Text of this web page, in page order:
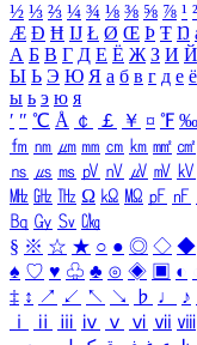
½ ⅓ ⅔ ¼ ¾ ⅛ ⅜ ⅝ ⅞ ¹ ²
Æ Ð Ħ Ĳ Ł Ø Œ Þ Ŧ Ŋ
А Б В Г Д Е Ё Ж З И Й
Ы Ь Э Ю Я а б в г д е ё
ы ь э ю я
′ ″ ℃ Å ￠ ￡ ￥ ¤ ℉ ‰
㎙ ㎚ ㎛ ㎜ ㎝ ㎞ ㎟ ㎠
㎱ ㎲ ㎳ ㎴ ㎵ ㎶ ㎷ ㎸
㎒ ㎓ ㎔ Ω ㏀ ㏁ ㎊ ㎋
㏃ ㏉ ㏜ ㏆
§ ※ ☆ ★ ○ ● ◎ ◇ ◆
♠ ♡ ♥ ♧ ♣ ⊙ ◈ ▣ ◐
‡ ↕ ↗ ↙ ↖ ↘ ♭ ♩ ♪
ⅰ
ⅱ ⅲ ⅳ ⅴ ⅵ ⅶ ⅷ